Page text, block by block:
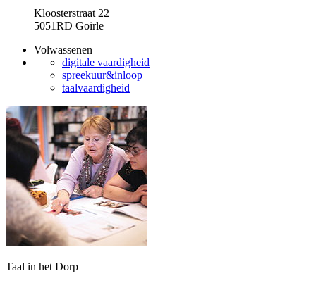
Kloosterstraat 22
5051RD Goirle
Volwassenen
digitale vaardigheid
spreekuur&inloop
taalvaardigheid
Taal in het Dorp